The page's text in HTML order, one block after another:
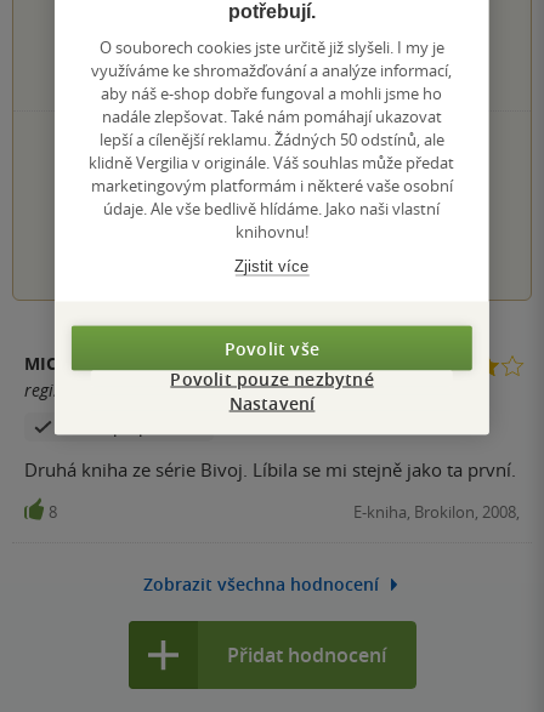
1×
4 hvězdičky
3 hvězdičky
0×
2 hvězdičky
0×
1 hvezdička
PŘIDEJTE SVÉ HODNOCENÍ KNIHY
Hodnocení našich knihkupců: 0.0 z 5
3 4 5
MICHAL PETRUŽELA
registrovaný uživatel
Druhá kniha ze série Bivoj. Líbila se mi stejně jako ta první.
8 E-kniha, Brokilon, 2008,
Zobrazit všechna hodnocení
Přidat hodnocení
potřebují.
O souborech cookies jste určitě již slyšeli. I my je
využíváme ke shromažďování a analýze informací,
aby náš e-shop dobře fungoval a mohli jsme ho
nadále zlepšovat. Také nám pomáhají ukazovat
lepší a cílenější reklamu. Žádných 50 odstínů, ale
klidně Vergilia v originále. Váš souhlas může předat
marketingovým platformám i některé vaše osobní
údaje. Ale vše bedlivě hlídáme. Jako naši vlastní
knihovnu!
Zjistit více
Povolit vše
Povolit pouze nezbytné
Nastavení